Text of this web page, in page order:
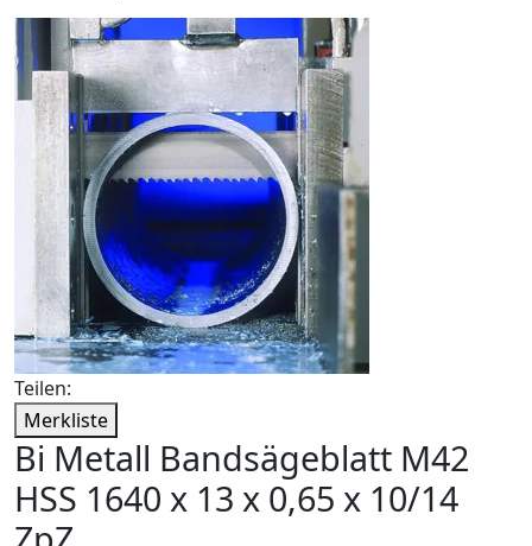
Teilen:
Merkliste
Bi Metall Bandsägeblatt M42
HSS 1640 x 13 x 0,65 x 10/14